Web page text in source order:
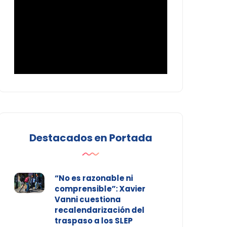
Destacados en Portada
“No es razonable ni
comprensible”: Xavier
Vanni cuestiona
recalendarización del
traspaso a los SLEP